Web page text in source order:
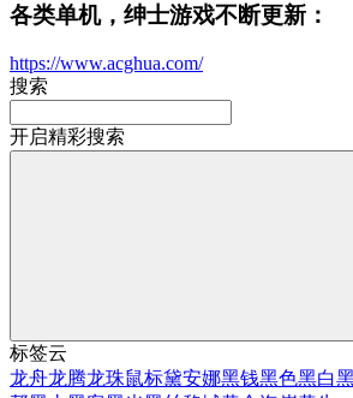
各类单机，绅士游戏不断更新：
https://www.acghua.com/
搜索
开启精彩搜索
标签云
龙舟龙腾龙珠鼠标黛安娜黑钱黑色黑白